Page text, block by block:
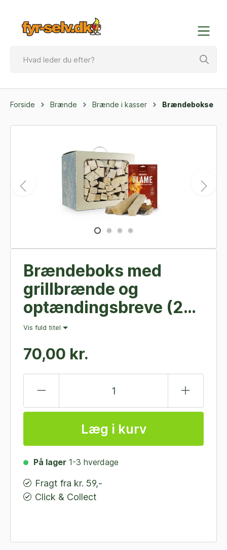
Forside Brænde Brænde i kasser Brændebokse
Brændeboks med
grillbrænde og
optændingsbreve (25
stk)
Vis fuld titel
70,00 kr.
Læg i kurv
På lager 1-3 hverdage
Fragt fra kr. 59,-
Click & Collect